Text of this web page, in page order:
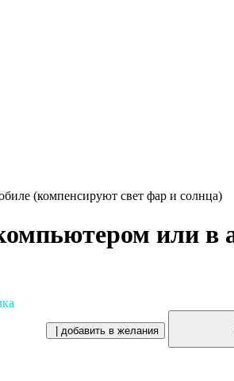
(компенсируют свет фар и солнца)
или в
| добавить в желания